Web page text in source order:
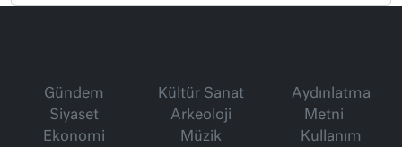
Gündem
Siyaset
Ekonomi
Kültür Sanat
Arkeoloji
Müzik
Aydınlatma
Metni
Kullanım